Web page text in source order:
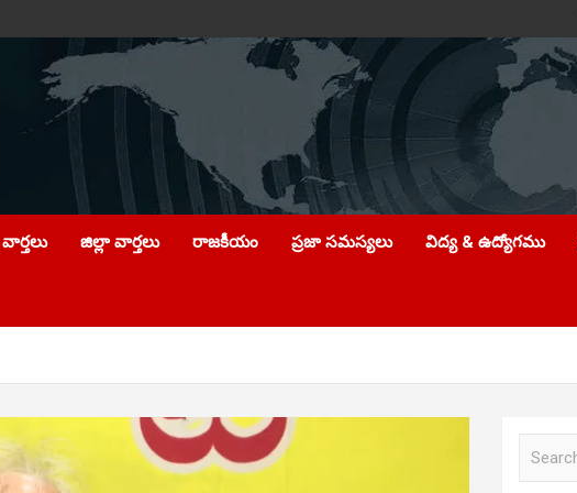
జిల్లా వార్తలు రాజకీయం ప్రజా సమస్యలు విద్య & ఉద్యోగము